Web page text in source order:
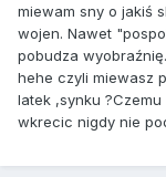
miewam sny o jakiś
wojen. Nawet
pobudza
hehe czyli miewasz
latek ,synku
wkrecic nigdy nie